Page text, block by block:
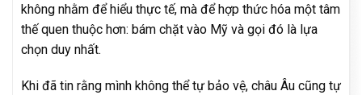
không nhằm để hiểu thực tế, mà để hợp thức hóa một tâm
thế quen thuộc hơn: bám chặt vào Mỹ và gọi đó là lựa
chọn duy nhất.
Khi đã tin rằng mình không thể tự bảo vệ, châu Âu cũng tự